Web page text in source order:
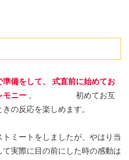
備をして、 式直前に始めてお
モニー 。 初めてお互
の反応を楽しめます。
ミートをしましたが、やはり当
て実際に目の前にした時の感動は